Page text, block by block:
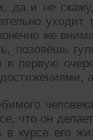
да и не
уходит
же
позовёшь
в первую
что он
в курсе его